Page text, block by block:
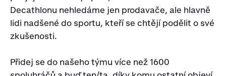
Decathlonu nehledáme jen prodavače, ale hlavně
lidi nadšené do sportu, kteří se chtějí podělit o své
zkušenosti.
Přidej se do našeho týmu více než 1600